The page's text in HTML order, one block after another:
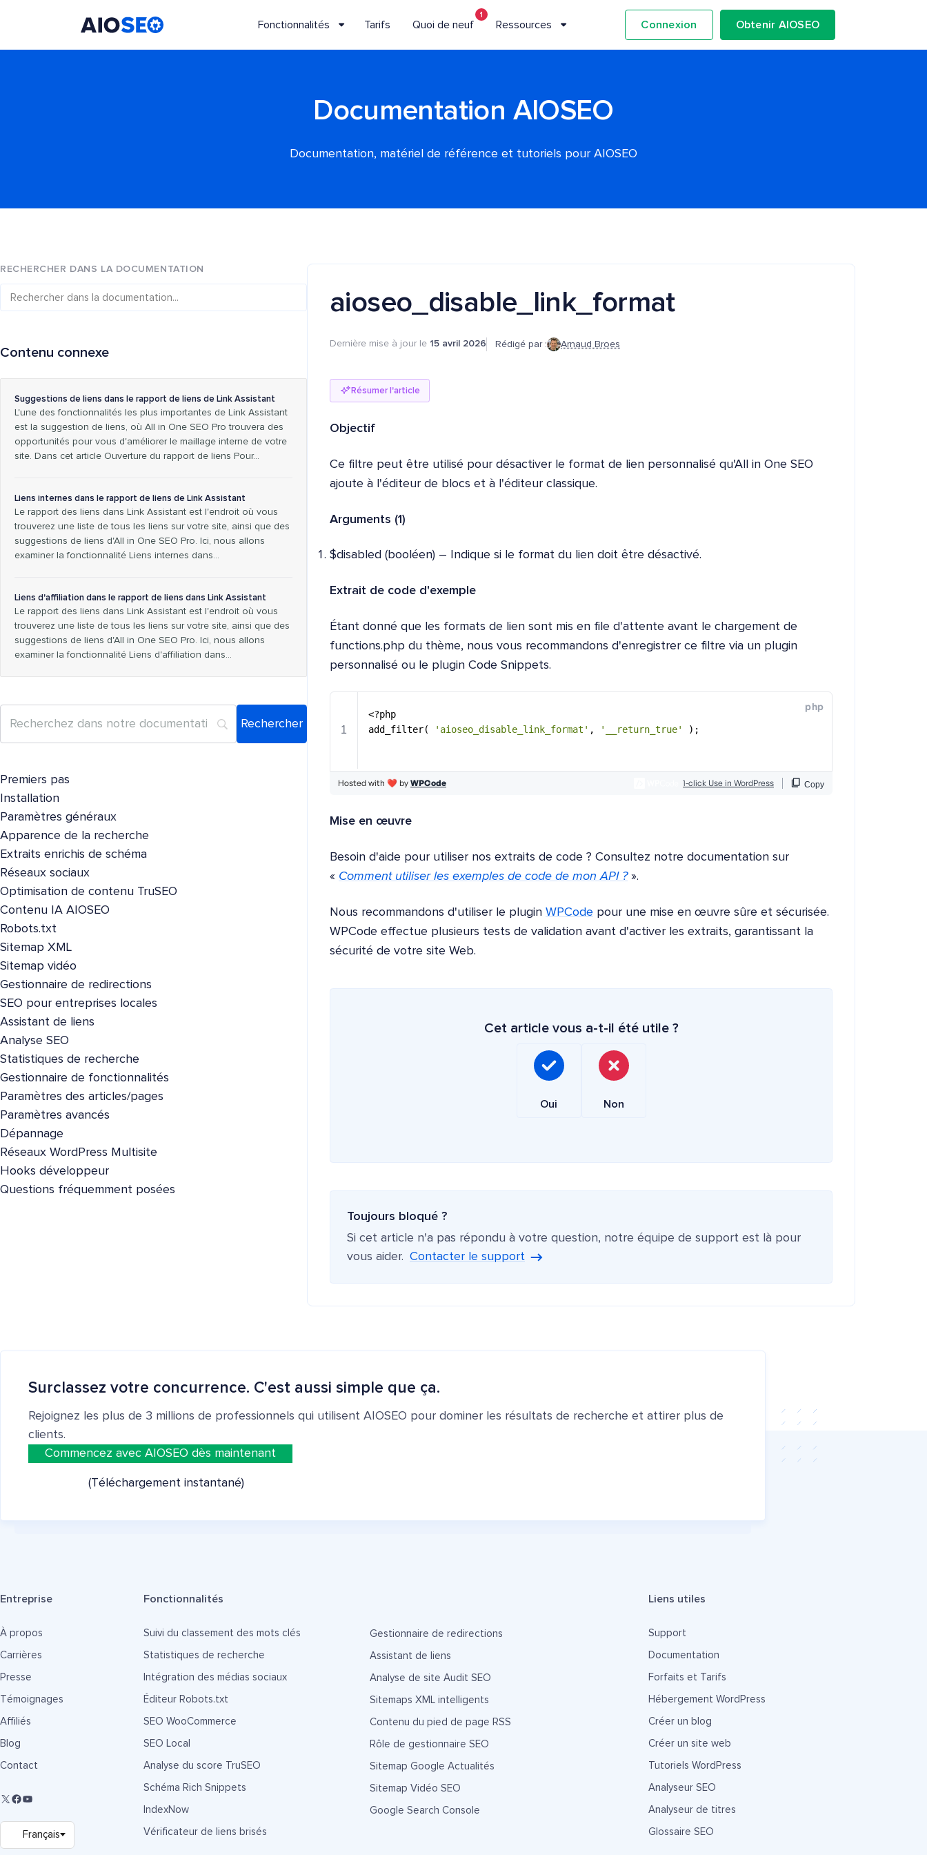
Fonctionnalités Tarifs Quoi de neuf
1
Ressources Connexion Obtenir AIOSEO
Documentation AIOSEO
Documentation, matériel de référence et tutoriels pour AIOSEO
aioseo_disable_link_format
Dernière mise à jour le 15 avril 2026 Rédigé par : Arnaud Broes
Résumer l'article
Objectif
Ce filtre peut être utilisé pour désactiver le format de lien personnalisé qu'All in One SEO
ajoute à l'éditeur de blocs et à l'éditeur classique.
Arguments (1)
$disabled (booléen) – Indique si le format du lien doit être désactivé.
Extrait de code d'exemple
Étant donné que les formats de lien sont mis en file d'attente avant le chargement de
functions.php du thème, nous vous recommandons d'enregistrer ce filtre via un plugin
personnalisé ou le plugin Code Snippets.
Mise en œuvre
Besoin d'aide pour utiliser nos extraits de code ? Consultez notre documentation sur
« Comment utiliser les exemples de code de mon API ?».
Nous recommandons d'utiliser le plugin WPCode pour une mise en œuvre sûre et sécurisée.
WPCode effectue plusieurs tests de validation avant d'activer les extraits, garantissant la
sécurité de votre site Web.
Cet article vous a-t-il été utile ?
Oui Non
Toujours bloqué ?
Si cet article n'a pas répondu à votre question, notre équipe de support est là pour
vous aider. Contacter le support
RECHERCHER DANS LA DOCUMENTATION
Contenu connexe
Suggestions de liens dans le rapport de liens de Link Assistant
L'une des fonctionnalités les plus importantes de Link Assistant
est la suggestion de liens, où All in One SEO Pro trouvera des
opportunités pour vous d'améliorer le maillage interne de votre
site. Dans cet article Ouverture du rapport de liens Pour…
Liens internes dans le rapport de liens de Link Assistant
Le rapport des liens dans Link Assistant est l'endroit où vous
trouverez une liste de tous les liens sur votre site, ainsi que des
suggestions de liens d'All in One SEO Pro. Ici, nous allons
examiner la fonctionnalité Liens internes dans…
Liens d'affiliation dans le rapport de liens dans Link Assistant
Le rapport des liens dans Link Assistant est l'endroit où vous
trouverez une liste de tous les liens sur votre site, ainsi que des
suggestions de liens d'All in One SEO Pro. Ici, nous allons
examiner la fonctionnalité Liens d'affiliation dans…
Premiers pas
Installation
Paramètres généraux
Apparence de la recherche
Extraits enrichis de schéma
Réseaux sociaux
Optimisation de contenu TruSEO
Contenu IA AIOSEO
Robots.txt
Sitemap XML
Sitemap vidéo
Gestionnaire de redirections
SEO pour entreprises locales
Assistant de liens
Analyse SEO
Statistiques de recherche
Gestionnaire de fonctionnalités
Paramètres des articles/pages
Paramètres avancés
Dépannage
Réseaux WordPress Multisite
Hooks développeur
Questions fréquemment posées
Surclassez votre concurrence. C'est aussi simple que ça.
Rejoignez les plus de 3 millions de professionnels qui utilisent AIOSEO pour dominer les résultats de recherche et attirer plus de
clients.
Commencez avec AIOSEO dès maintenant
(Téléchargement instantané)
Entreprise
À propos
Carrières
Presse
Témoignages
Affiliés
Blog
Contact
Fonctionnalités
Suivi du classement des mots clés
Statistiques de recherche
Intégration des médias sociaux
Éditeur Robots.txt
SEO WooCommerce
SEO Local
Analyse du score TruSEO
Schéma Rich Snippets
IndexNow
Vérificateur de liens brisés
Gestionnaire de redirections
Assistant de liens
Analyse de site Audit SEO
Sitemaps XML intelligents
Contenu du pied de page RSS
Rôle de gestionnaire SEO
Sitemap Google Actualités
Sitemap Vidéo SEO
Google Search Console
Liens utiles
Support
Documentation
Forfaits et Tarifs
Hébergement WordPress
Créer un blog
Créer un site web
Tutoriels WordPress
Analyseur SEO
Analyseur de titres
Glossaire SEO